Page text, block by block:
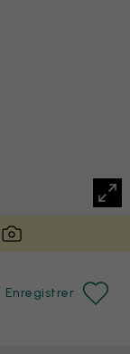
Enregistrer